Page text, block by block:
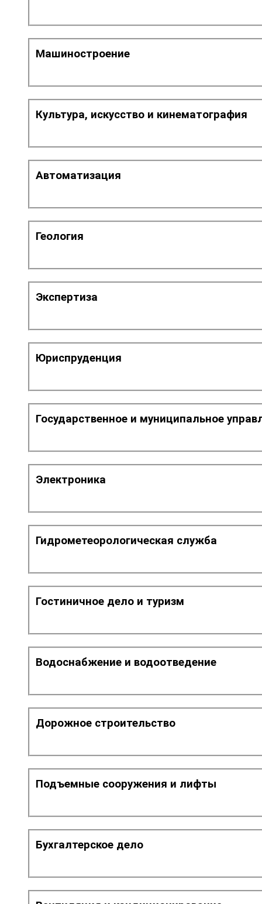
Машиностроение
Культура, искусство и кинематография
Автоматизация
Геология
Экспертиза
Юриспруденция
Государственное и муниципальное
Электроника
Гидрометеорологическая служба
Гостиничное дело и туризм
Водоснабжение и водоотведение
Дорожное строительство
Подъемные сооружения и лифты
Бухгалтерское дело